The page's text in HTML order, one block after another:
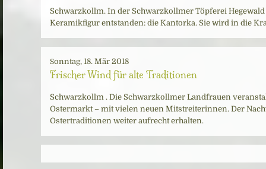
Schwarzkollm. In der Schwarzkollmer Töpferei Hegewald
Keramikfigur entstanden: die Kantorka. Sie wird in die
Sonntag, 18. Mär 2018
Frischer Wind für alte Traditionen
Schwarzkollm . Die Schwarzkollmer Landfrauen
Ostermarkt – mit vielen neuen Mitstreiterinnen. Der
Ostertraditionen weiter aufrecht erhalten.